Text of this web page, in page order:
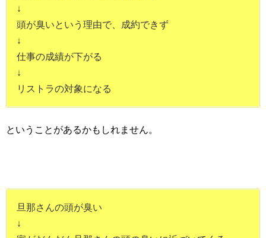
↓
頭が臭いという理由で、成約できず
↓
仕事の成績が下がる
↓
リストラの対象になる
ということがあるかもしれません。
旦那さんの頭が臭い
↓